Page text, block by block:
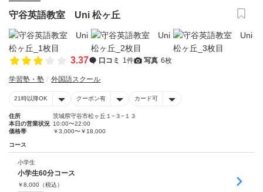
守谷英語教室 Uni 松ヶ丘
3.37 口コミ 1件 写真 6枚
学習塾・塾 外国語スクール
21時以降OK クーポン有 カード可
住所
茨城県守谷市松ヶ丘１−３−１３
本日の営業状況 10:00〜22:00
価格帯
￥3,000〜￥18,000
コース
小学生
小学生60分コース
￥8,000 （税込）